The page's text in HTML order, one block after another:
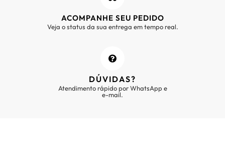
ACOMPANHE SEU PEDIDO
Veja o status da sua entrega em tempo real.
DÚVIDAS?
Atendimento rápido por WhatsApp e
e-mail.